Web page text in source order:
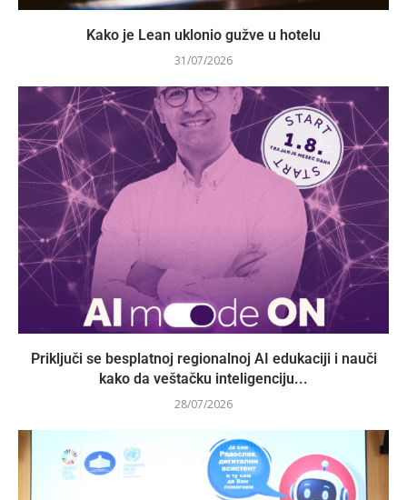
Kako je Lean uklonio gužve u hotelu
31/07/2026
Priključi se besplatnoj regionalnoj AI edukaciji i nauči
kako da veštačku inteligenciju...
28/07/2026